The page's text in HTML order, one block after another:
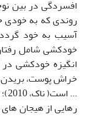
افسردگی در بین
روندی که به خودی
آسیب به خود
خودکشی شامل
انگیزه خودکشی
خراش پوست،
رهایی از هیجان